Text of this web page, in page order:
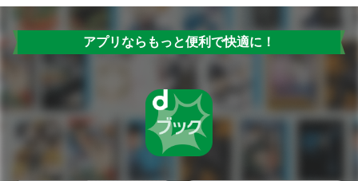
アプリならもっと便利で快適に！